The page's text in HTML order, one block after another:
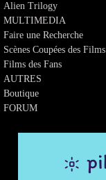
Alien Trilogy
MULTIMEDIA
Faire une Recherche
Scènes Coupées des Films
Films des Fans
AUTRES
Boutique
FORUM